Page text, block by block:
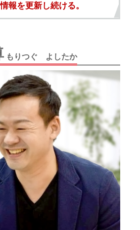
報を更新し続ける。
もりつぐ よしたか